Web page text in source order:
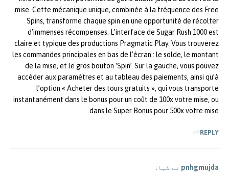
mise. Cette mécanique unique, combinée à la fréquence des Free
Spins, transforme chaque spin en une opportunité de récolter
d’immenses récompenses. L’interface de Sugar Rush 1000 est
claire et typique des productions Pragmatic Play. Vous trouverez
les commandes principales en bas de l’écran : le solde, le montant
de la mise, et le gros bouton ‘Spin’. Sur la gauche, vous pouvez
accéder aux paramètres et au tableau des paiements, ainsi qu’à
l’option « Acheter des tours gratuits », qui vous transporte
instantanément dans le bonus pour un coût de 100x votre mise, ou
dans le Super Bonus pour 500x votre mise.
REPLY
pnhgmujda نے کہا: